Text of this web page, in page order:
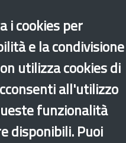
i cookies per
e la condivisione
utilizza cookies di
all'utilizzo
funzionalità
disponibili. Puoi